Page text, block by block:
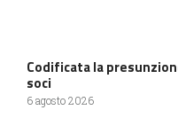
Codificata la
soci
6 agosto 2026